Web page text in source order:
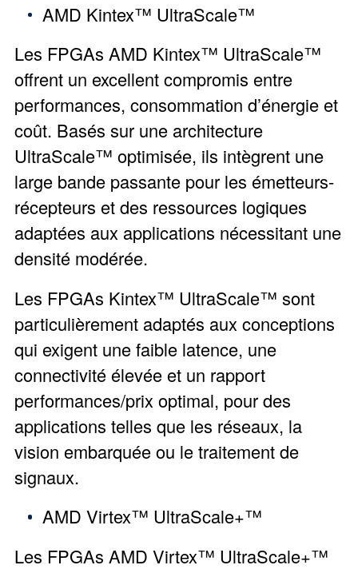
AMD Kintex™ UltraScale™
Les FPGAs AMD Kintex™ UltraScale™
offrent un excellent compromis entre
performances, consommation d’énergie et
coût. Basés sur une architecture
UltraScale™ optimisée, ils intègrent une
large bande passante pour les émetteurs-
récepteurs et des ressources logiques
adaptées aux applications nécessitant une
densité modérée.
Les FPGAs Kintex™ UltraScale™ sont
particulièrement adaptés aux conceptions
qui exigent une faible latence, une
connectivité élevée et un rapport
performances/prix optimal, pour des
applications telles que les réseaux, la
vision embarquée ou le traitement de
signaux.
AMD Virtex™ UltraScale+™
Les FPGAs AMD Virtex™ UltraScale+™